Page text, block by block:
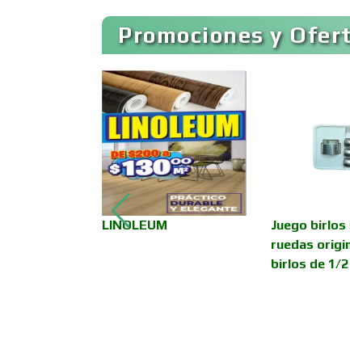
Artículos Publicitarios
Asesoría Fiscal
Asociaciones
Empresariales
Autobuses
Promociones y
LINOLEUM
Juego birlos
ruedas
birlos de 1/